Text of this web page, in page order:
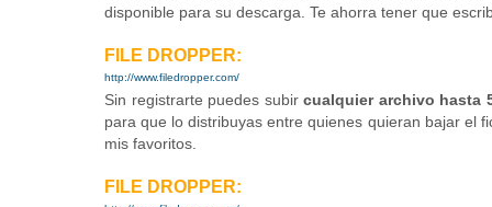
disponible para su descarga. Te ahorra tener que
FILE DROPPER:
http://www.filedropper.com/
Sin registrarte puedes subircualquier archivo hasta
para que lo distribuyas entre quienes quieran bajar el
mis favoritos.
FILE DROPPER: